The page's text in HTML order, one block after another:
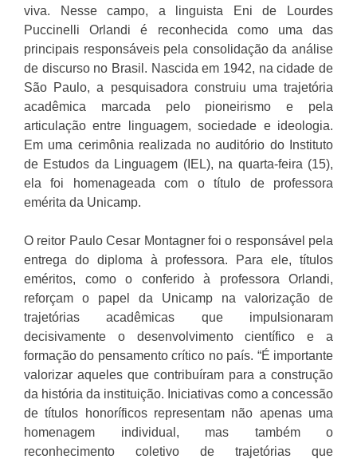
viva. Nesse campo, a linguista Eni de Lourdes
Puccinelli Orlandi é reconhecida como uma das
principais responsáveis pela consolidação da análise
de discurso no Brasil. Nascida em 1942, na cidade de
São Paulo, a pesquisadora construiu uma trajetória
acadêmica marcada pelo pioneirismo e pela
articulação entre linguagem, sociedade e ideologia.
Em uma cerimônia realizada no auditório do Instituto
de Estudos da Linguagem (IEL), na quarta-feira (15),
ela foi homenageada com o título de professora
emérita da Unicamp.
O reitor Paulo Cesar Montagner foi o responsável pela
entrega do diploma à professora. Para ele, títulos
eméritos, como o conferido à professora Orlandi,
reforçam o papel da Unicamp na valorização de
trajetórias acadêmicas que impulsionaram
decisivamente o desenvolvimento científico e a
formação do pensamento crítico no país. “É importante
valorizar aqueles que contribuíram para a construção
da história da instituição. Iniciativas como a concessão
de títulos honoríficos representam não apenas uma
homenagem individual, mas também o
reconhecimento coletivo de trajetórias que